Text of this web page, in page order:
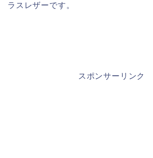
ラスレザーです。
スポンサーリンク